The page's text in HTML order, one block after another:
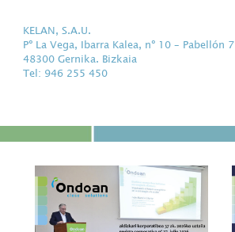
KELAN, S.A.U.
Pº La Vega, Ibarra Kalea, nº 10 – Pabellón 7
48300 Gernika. Bizkaia
Tel: 946 255 450